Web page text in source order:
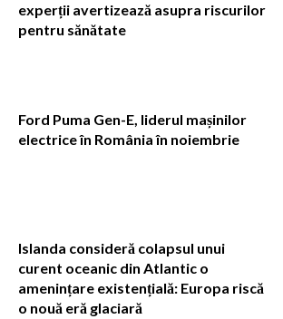
experții avertizează asupra riscurilor
pentru sănătate
Ford Puma Gen-E, liderul mașinilor
electrice în România în noiembrie
Islanda consideră colapsul unui
curent oceanic din Atlantic o
amenințare existențială: Europa riscă
o nouă eră glaciară